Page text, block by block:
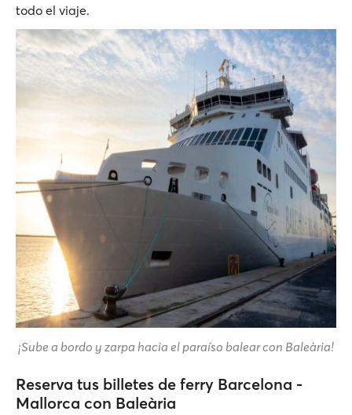
todo el viaje.
¡Sube a bordo y zarpa hacia el paraíso balear con Baleària!
Reserva tus billetes de ferry Barcelona -
Mallorca con Baleària